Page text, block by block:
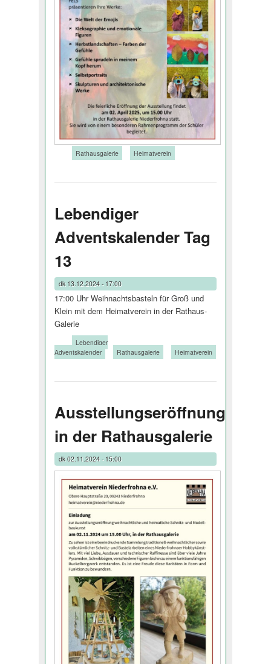
Rathausgalerie Heimatverein
Lebendiger
Adventskalender Tag
13
dk13.12.2024 - 17:00
17:00 Uhr Weihnachtsbasteln für Groß und
Klein mit dem Heimatverein in der Rathaus-
Galerie
Lebendiger
Adventskalender
Rathausgalerie Heimatverein
Ausstellungseröffnung
in der Rathausgalerie
dk02.11.2024 - 15:00